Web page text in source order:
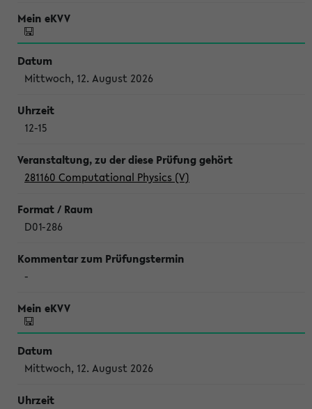
Mittwoch, 12. August 2026
12-15
281160 Computational Physics (V)
D01-286
-
Mittwoch, 12. August 2026